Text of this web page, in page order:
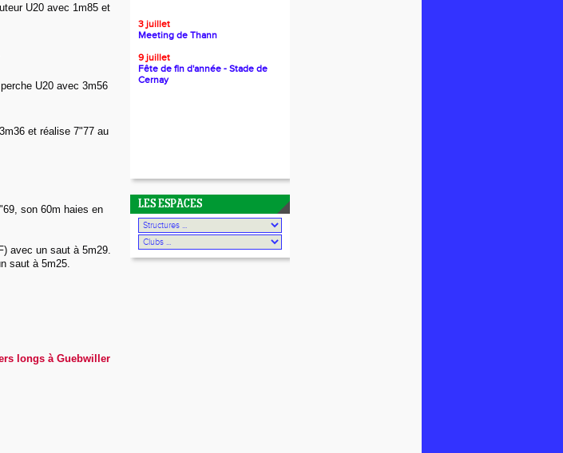
U20 avec 1m85 et
U20 avec 3m56
et réalise 7"77 au
son 60m haies en
avec un saut à 5m29.
saut à 5m25.
longs à Guebwiller
3 juillet
Meeting de Thann
9 juillet
Fête de fin d'année - Stade de
Cernay
LES ESPACES